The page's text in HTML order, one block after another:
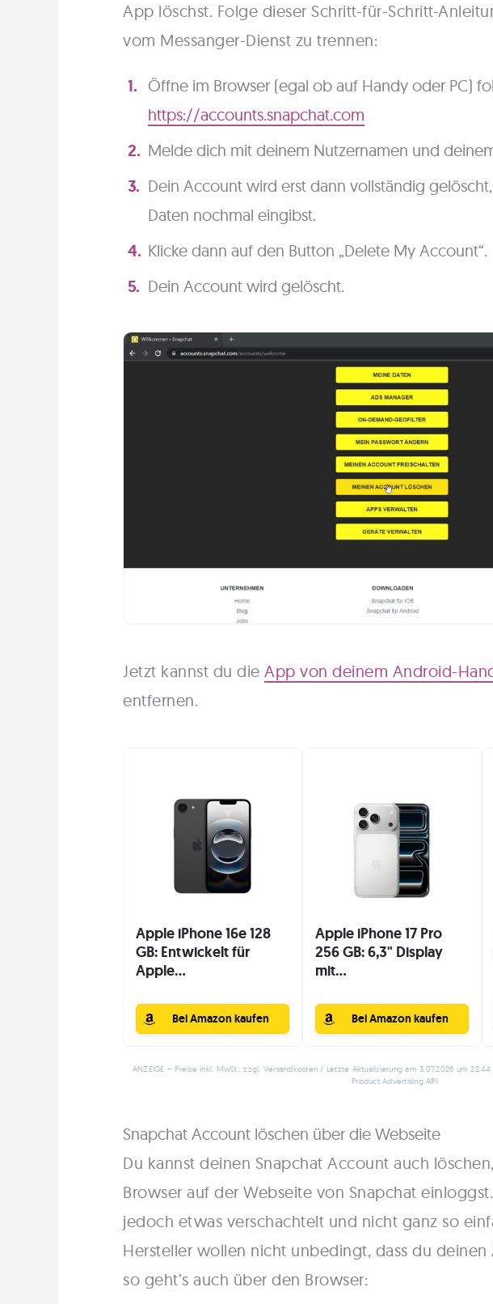
App löschst. Folge dieser Schritt-für-Schritt-
vom Messanger-Dienst zu trennen:
Öffne im Browser (egal ob auf Handy oder PC)
https://accounts.snapchat.com
Melde dich mit deinem Nutzernamen und
Dein Account wird erst dann vollständig
Daten nochmal eingibst.
Klicke dann auf den Button „Delete My Account“.
Dein Account wird gelöscht.
Jetzt kannst du die App von deinem Android-
entfernen.
Apple iPhone 16e 128
GB: Entwickelt für
Apple...
Bei Amazon kaufen
Apple iPhone 17 Pro
256 GB: 6,3" Display
mit...
Bei Amazon kaufen
ANZEIGE – Preise inkl. MwSt., zzgl. Versandkosten / Letzte Aktualisierung am 3.07.2026 um
Product Advertising API
Snapchat Account löschen über die Webseite
Du kannst deinen Snapchat Account auch
Browser auf der Webseite von Snapchat
jedoch etwas verschachtelt und nicht ganz so
Hersteller wollen nicht unbedingt, dass du
so geht’s auch über den Browser: